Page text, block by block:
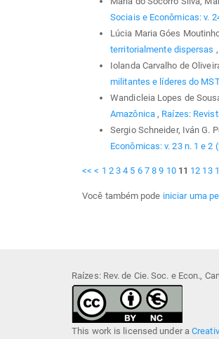
Sociais e Econômicas: v.
Lúcia Maria Góes
territorialmente dispersas ,
Iolanda Carvalho de
militantes e líderes do
Wandicleia Lopes de
Amazônica , Raízes:
Sergio Schneider, Iván G.
Econômicas: v. 23 n. 1 e 2
<< < 1 2 3 4 5 6 7 8 9 10 11 12 13
Você também pode iniciar uma
Raízes: Rev. de Cie. Soc. e Econ.,
This work is licensed under a